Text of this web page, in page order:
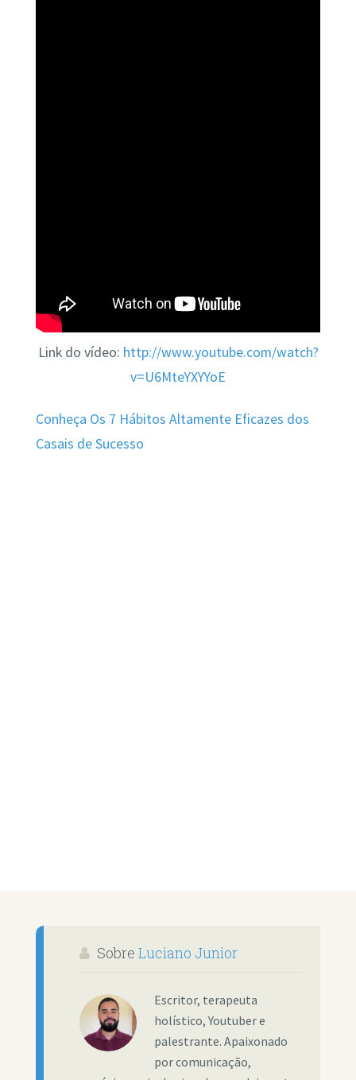
Link do vídeo: http://www.youtube.com/watch?
v=U6MteYXYYoE
Conheça Os 7 Hábitos Altamente Eficazes dos
Casais de Sucesso
Sobre Luciano Junior
Escritor, terapeuta
holístico, Youtuber e
palestrante. Apaixonado
por comunicação,